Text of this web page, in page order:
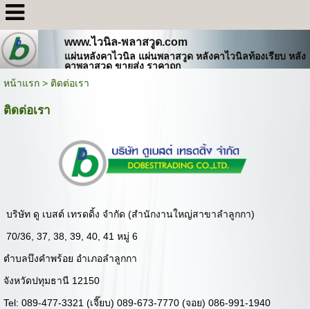
www.ไวนิล-พลาสวูด.com
แผ่นหลังคาไวนิล แผ่นพลาสวูด หลังคาไวนิลท้องเรียบ หลัง
คาพลาสวูด ขายส่ง ราคาถูก
หน้าแรก> ติดต่อเรา
ติดต่อเรา
บริษัท ดู เบสต์ เทรดดิ้ง จำกัด (สำนักงานใหญ่สาขาลำลูกกา)
70/36, 37, 38, 39, 40, 41 หมู่ 6
ตำบลบึงคำพร้อย อำเภอลำลูกกา
จังหวัดปทุมธานี 12150
Tel: 089-477-3321 (เจี๊ยบ) 089-673-7770 (จอย) 086-991-1940